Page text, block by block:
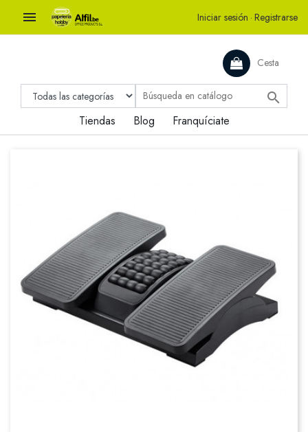
 Iniciar sesión · Registrarse
Cesta

Tiendas Blog Franquíciate